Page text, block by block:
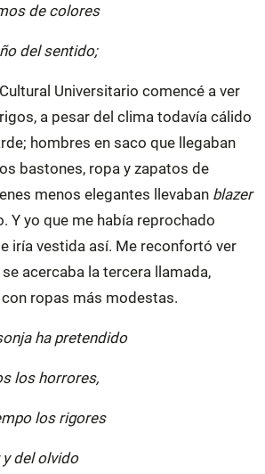
de colores
del sentido;
Universitario comencé a ver
a pesar del clima todavía cálido
hombres en saco que llegaban
bastones, ropa y zapatos de
menos elegantes llevaban blazer
Y yo que me había reprochado
iría vestida así. Me reconfortó ver
acercaba la tercera llamada,
ropas más modestas.
ha pretendido
los horrores,
los rigores
del olvido